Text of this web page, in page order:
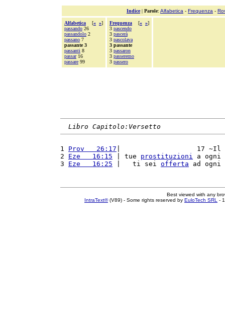
Indice| Parole: Alfabetica - Frequenza -
Alfabetica [« »]
passando 26
passandolo 2
passano 7
passante 3
passanti 8
passar16
passare 99
Frequenza [« »]
3 pascendo
3 pascerà
3 pascolava
3 passante
3 passaron
3 passeremo
3 passero
Libro Capitolo:Versetto
1 Prov   26:17 |                   17 ~Il
2 Eze   16:15 | tue prostituzioni a ogni
3 Eze   16:25 |   ti sei offerta ad ogni
Best viewed with any
IntraText®(V89) - Some rights reserved by EuloTech SRL -